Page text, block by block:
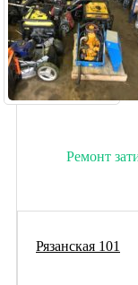
Ремонт
Рязанская 101